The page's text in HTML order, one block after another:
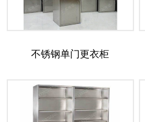
不锈钢单门更衣柜